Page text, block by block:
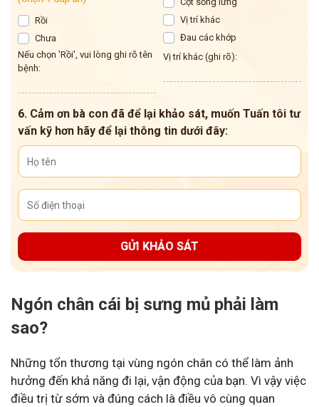
Rồi
Chưa
Nếu chọn 'Rồi', vui lòng ghi rõ tên
bệnh:
Vị trí khác
Đau các khớp
Vị trí khác (ghi rõ):
6. Cảm ơn bà con đã để lại khảo sát, muốn Tuấn tôi tư
vấn kỹ hơn hãy để lại thông tin dưới đây:
GỬI KHẢO SÁT
Ngón chân cái bị sưng mủ phải làm
sao?
Những tổn thương tại vùng ngón chân có thể làm ảnh
hưởng đến khả năng đi lại, vận động của bạn. Vì vậy việc
điều trị từ sớm và đúng cách là điều vô cùng quan